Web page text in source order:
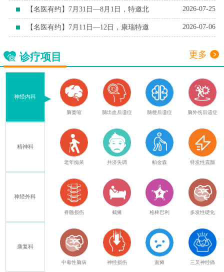
【名医有约】7月31日—8月1日，特邀北 2026-07-25
【名医有约】7月11日—12日，康瑞特邀 2026-07-06
诊疗项目 更多
神经内科
精神科
神经外科
康复科
脑萎缩 脑出血后遗症 脑梗后遗症 脑外伤后遗症
老年痴呆 共济失调 帕金森 特发性震颤
脊髓损伤 截瘫 格林巴利 多发性硬化
中毒性脑病 神经损伤 面瘫 三叉神经痛